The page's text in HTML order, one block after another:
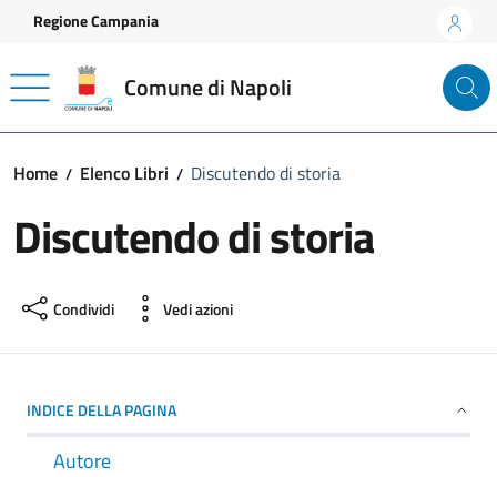
Vai ai contenuti
Vai al footer
Regione Campania
Comune di Napoli
Home Elenco Libri Discutendo di storia
Discutendo di storia
Condividi Vedi azioni
INDICE DELLA PAGINA
Autore